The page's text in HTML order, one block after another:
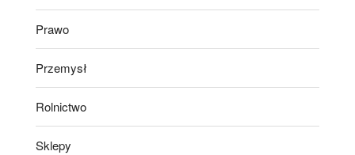
Prawo
Przemysł
Rolnictwo
Sklepy